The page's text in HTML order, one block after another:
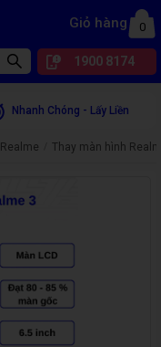
Giỏ hàng 0
1900 8174
Nhanh Chóng - Lấy Liền
Thay màn hình